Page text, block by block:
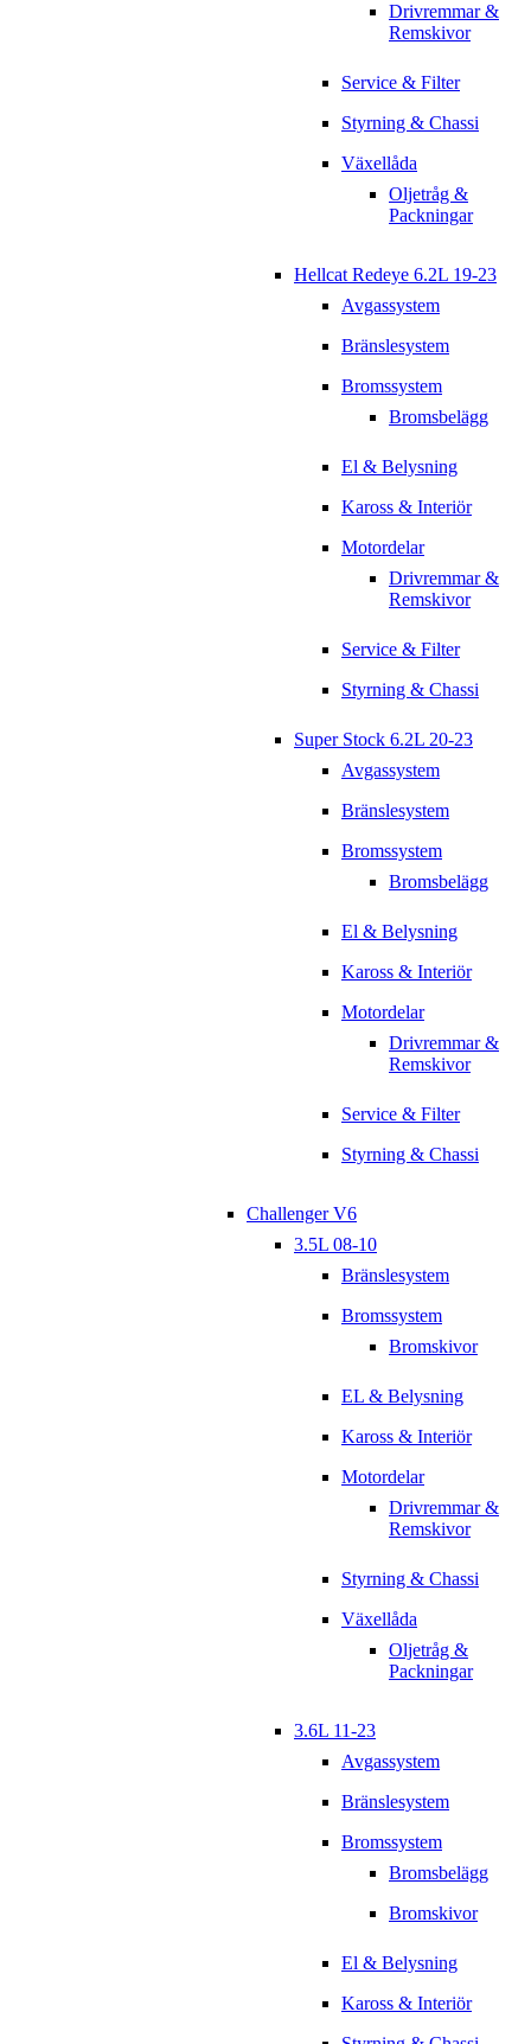
Drivremmar &
Remskivor
Service & Filter
Styrning & Chassi
Växellåda
Oljetråg &
Packningar
Hellcat Redeye 6.2L 19-23
Avgassystem
Bränslesystem
Bromssystem
Bromsbelägg
El & Belysning
Kaross & Interiör
Motordelar
Drivremmar &
Remskivor
Service & Filter
Styrning & Chassi
Super Stock 6.2L 20-23
Avgassystem
Bränslesystem
Bromssystem
Bromsbelägg
El & Belysning
Kaross & Interiör
Motordelar
Drivremmar &
Remskivor
Service & Filter
Styrning & Chassi
Challenger V6
3.5L 08-10
Bränslesystem
Bromssystem
Bromskivor
EL & Belysning
Kaross & Interiör
Motordelar
Drivremmar &
Remskivor
Styrning & Chassi
Växellåda
Oljetråg &
Packningar
3.6L 11-23
Avgassystem
Bränslesystem
Bromssystem
Bromsbelägg
Bromskivor
El & Belysning
Kaross & Interiör